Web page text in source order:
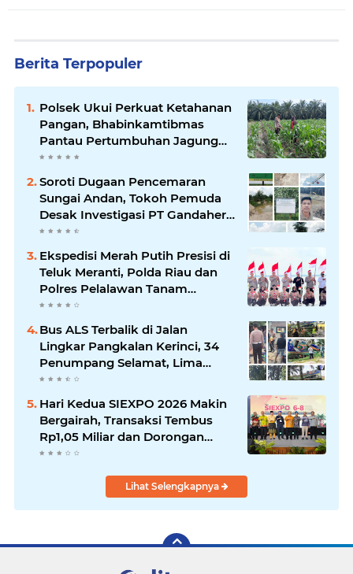
Berita Terpopuler
Polsek Ukui Perkuat Ketahanan
Pangan, Bhabinkamtibmas
Pantau Pertumbuhan Jagung
Petani di Desa Air Hitam
Soroti Dugaan Pencemaran
Sungai Andan, Tokoh Pemuda
Desak Investigasi PT Gandahera
Hendana
Ekspedisi Merah Putih Presisi di
Teluk Meranti, Polda Riau dan
Polres Pelalawan Tanam
Mangrove Demi Negeri
Bus ALS Terbalik di Jalan
Lingkar Pangkalan Kerinci, 34
Penumpang Selamat, Lima
Alami Luka Ringan
Hari Kedua SIEXPO 2026 Makin
Bergairah, Transaksi Tembus
Rp1,05 Miliar dan Dorongan
Palm Oil Institute Menguat
Lihat Selengkapnya